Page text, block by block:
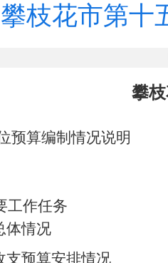
攀枝花市第十
攀
预算编制情况说明
工作任务
体情况
支预算安排情况